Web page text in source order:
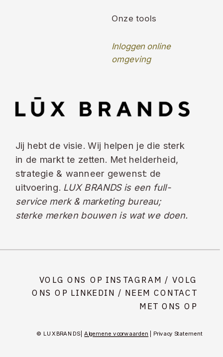
Jij hebt de visie. Wij helpen je die sterk
in de markt te zetten. Met helderheid,
strategie & wanneer gewenst: de
uitvoering. LUX BRANDS is een full-
service merk & marketing bureau;
sterke merken bouwen is wat we doen.
VOLG ONS OP INSTAGRAM /VOLG
ONS OP LINKEDIN / NEEM CONTACT
MET ONS OP
© LUX BRANDS |Algemene voorwaarden | Privacy Statement
Onze tools
Inloggen online
omgeving